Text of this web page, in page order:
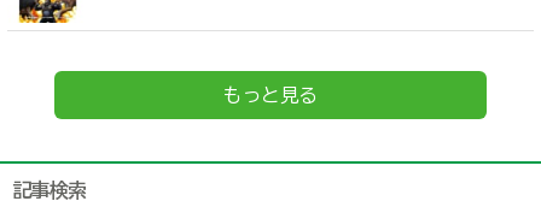
もっと見る
記事検索